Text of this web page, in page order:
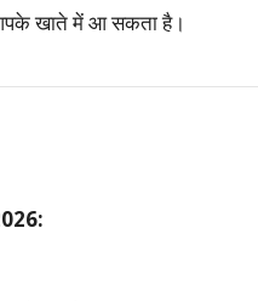
खाते में आ सकता है।